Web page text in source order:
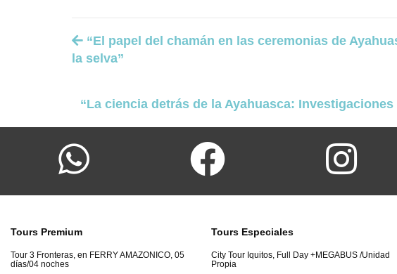
“El papel del chamán en las ceremonias de
la selva”
“La ciencia detrás de la Ayahuasca:
Tours Premium
Tour 3 Fronteras, en FERRY AMAZONICO, 05
días/04 noches
Tours Especiales
City Tour Iquitos, Full Day +MEGABUS /Unidad
Propia